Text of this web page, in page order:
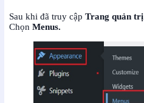
Sau khi đã truy cập Trang quản trị
Chọn Menus.